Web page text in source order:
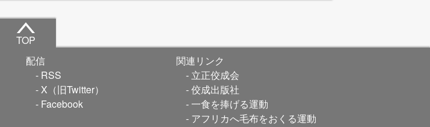
TOP
配信
RSS
X（旧Twitter）
Facebook
関連リンク
立正佼成会
佼成出版社
一食を捧げる運動
アフリカへ毛布をおくる運動